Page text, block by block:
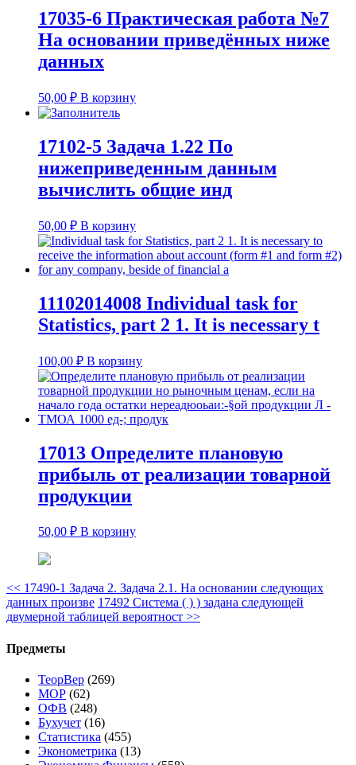
17035-6 Практическая работа №7
На основании приведённых ниже
данных
50,00 ₽ В корзину
17102-5 Задача 1.22 По
нижеприведенным данным
вычислить общие инд
50,00 ₽ В корзину
11102014008 Individual task for
Statistics, part 2 1. It is necessary t
100,00 ₽ В корзину
17013 Определите плановую
прибыль от реализации товарной
продукции
50,00 ₽ В корзину
<< 17490-1 Задача 2. Задача 2.1. На основании следующих
данных произве 17492 Система ( ) ) задана следующей
двумерной таблицей вероятност >>
Предметы
ТеорВер (269)
МОР (62)
ОФВ (248)
Бухучет (16)
Статистика (455)
Эконометрика (13)